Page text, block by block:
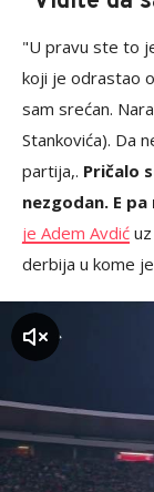
"U pravu ste to
koji je odrastao
sam srećan.
Stankovića). Da
partija,. Pričalo
nezgodan. E
je Adem Avdić
derbija u kome